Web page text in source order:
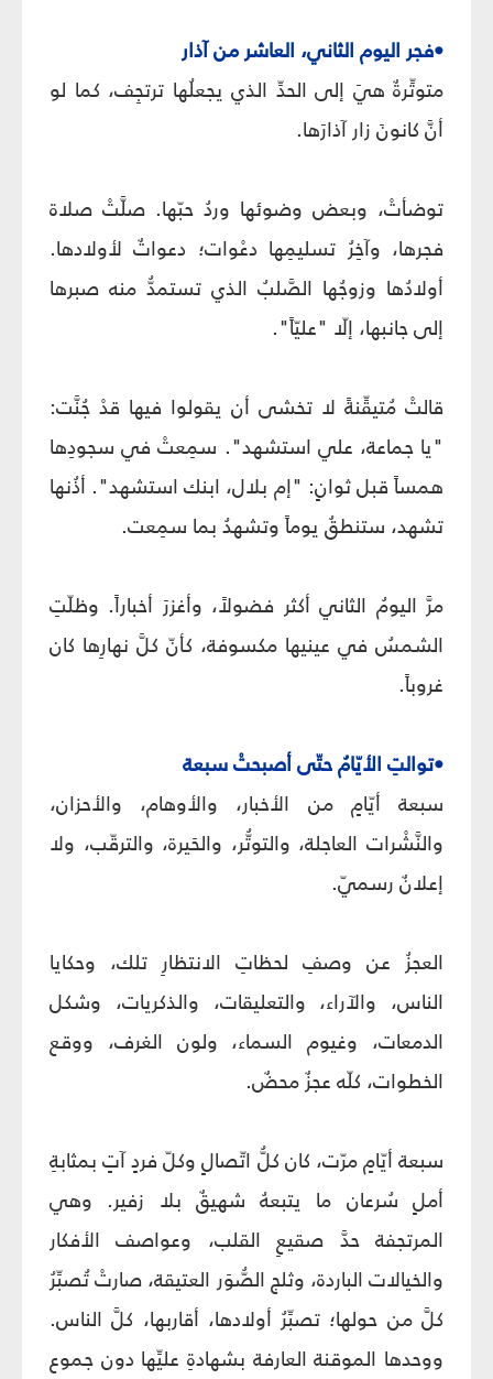
•فجر اليوم الثاني، العاشر من آذار
متوتِّرةٌ هيَ إلى الحدِّ الذي يجعلُها ترتجِف، كما لو
أنَّ كانونَ زار آذارَها.
توضأتْ، وبعض وضوئها وردُ حبّها. صلَّتْ صلاة
فجرها، وآخِرُ تسليمِها دعْوات؛ دعواتٌ لأولادها.
أولادُها وزوجُها الصَّلبُ الذي تستمدُّ منه صبرها
إلى جانبها، إلّا "عليّاً".
قالتْ مُتيقِّنةً لا تخشى أن يقولوا فيها قدْ جُنَّت:
"يا جماعة، علي استشهد". سمِعتْ في سجودِها
همساً قبل ثوانٍ: "إم بلال، ابنك استشهد". أذُنها
تشهد، ستنطقُ يوماً وتشهدُ بما سمِعت.
مرَّ اليومُ الثاني أكثر فضولاً، وأغزرَ أخباراً. وظلّتِ
الشمسُ في عينيها مكسوفة، كأنّ كلَّ نهارِها كان
غروباً.
•توالتِ الأيّامُ حتّى أصبحتْ سبعة
سبعة أيّامٍ من الأخبار، والأوهام، والأحزان،
والنَّشْرات العاجلة، والتوتُّر، والحَيرة، والترقّب، ولا
إعلانٌ رسميّ.
العجزُ عن وصفِ لحظاتِ الانتظارِ تلك، وحكايا
الناس، والآراء، والتعليقات، والذكريات، وشكل
الدمعات، وغيوم السماء، ولون الغرف، ووقع
الخطوات، كلّه عجزٌ محضٌ.
سبعة أيّامٍ مرّت، كان كلُّ اتّصالٍ وكلّ فردٍ آتٍ بمثابةِ
أملٍ سُرعان ما يتبعهُ شهيقٌ بلا زفير. وهي
المرتجفة حدَّ صقيعِ القلب، وعواصف الأفكار
والخيالات الباردة، وثلج الصُّوَر العتيقة، صارتْ تُصبِّرُ
كلَّ من حولها؛ تصبِّرُ أولادها، أقاربها، كلَّ الناس.
ووحدها الموقنة العارفة بشهادةِ عليِّها دون جموع